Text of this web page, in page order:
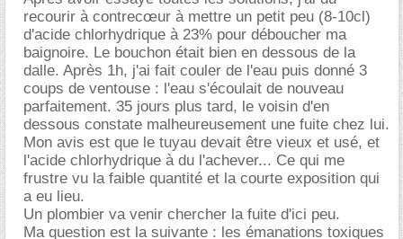
recourir à contrecœur à mettre un petit peu (8-10cl)
d'acide chlorhydrique à 23% pour déboucher ma
baignoire. Le bouchon était bien en dessous de la
dalle. Après 1h, j'ai fait couler de l'eau puis donné 3
coups de ventouse : l'eau s'écoulait de nouveau
parfaitement. 35 jours plus tard, le voisin d'en
dessous constate malheureusement une fuite chez lui.
Mon avis est que le tuyau devait être vieux et usé, et
l'acide chlorhydrique à du l'achever... Ce qui me
frustre vu la faible quantité et la courte exposition qui
a eu lieu.
Un plombier va venir chercher la fuite d'ici peu.
Ma question est la suivante : les émanations toxiques